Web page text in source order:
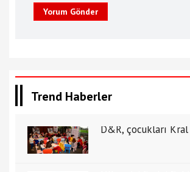
Yorum Gönder
Trend Haberler
D&R, çocukları